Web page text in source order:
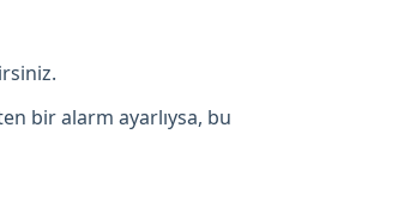
bir alarm ayarlıysa, bu